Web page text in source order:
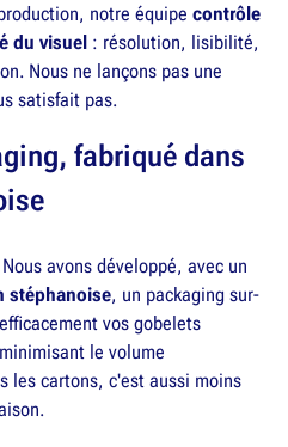
notre équipe contrôle
du visuel : résolution, lisibilité,
Nous ne lançons pas une
satisfait pas.
fabriqué dans
avons développé, avec un
stéphanoise, un packaging sur-
vos gobelets
le volume
les cartons, c'est aussi moins